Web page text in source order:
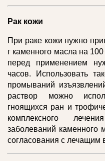
Рак кожи
При раке кожи нужно
г каменного масла на
перед применением
часов. Использовать
промываний
раствор можно
гноящихся ран и
комплексного
заболеваний каменного
согласования с лечащим